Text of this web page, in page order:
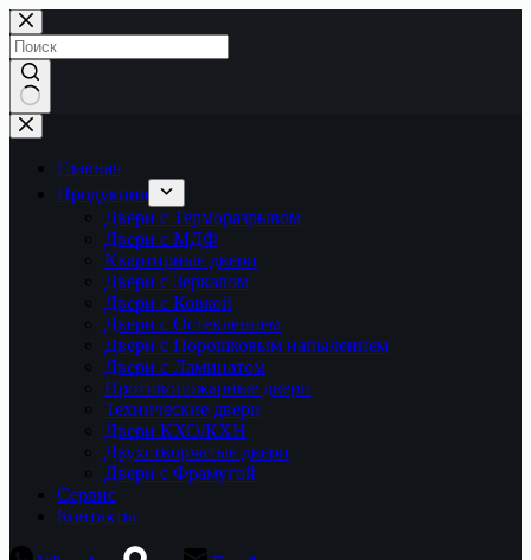
Перейти
к
сути
Ничего
не
найденоГлавная
Продукция
Двери с Терморазрывом
Двери с МДФ
Квартирные двери
Двери с Зеркалом
Двери с Ковкой
Двери с Остеклением
Двери с Порошковым напылением
Двери с Ламинатом
Противопожарные двери
Технические двери
Двери КХО/КХН
Двухстворчатые двери
Двери с Фрамугой
Сервис
Контакты